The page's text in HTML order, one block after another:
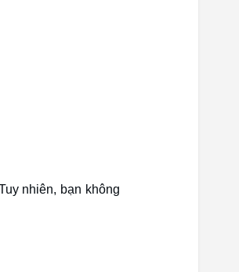
nhiên, bạn không